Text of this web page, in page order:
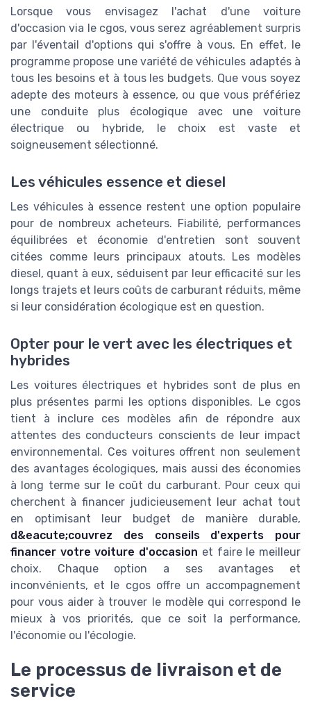
Lorsque vous envisagez l'achat d'une voiture
d'occasion via le cgos, vous serez agréablement surpris
par l'éventail d'options qui s'offre à vous. En effet, le
programme propose une variété de véhicules adaptés à
tous les besoins et à tous les budgets. Que vous soyez
adepte des moteurs à essence, ou que vous préfériez
une conduite plus écologique avec une voiture
électrique ou hybride, le choix est vaste et
soigneusement sélectionné.
Les véhicules essence et diesel
Les véhicules à essence restent une option populaire
pour de nombreux acheteurs. Fiabilité, performances
équilibrées et économie d'entretien sont souvent
citées comme leurs principaux atouts. Les modèles
diesel, quant à eux, séduisent par leur efficacité sur les
longs trajets et leurs coûts de carburant réduits, même
si leur considération écologique est en question.
Opter pour le vert avec les électriques et
hybrides
Les voitures électriques et hybrides sont de plus en
plus présentes parmi les options disponibles. Le cgos
tient à inclure ces modèles afin de répondre aux
attentes des conducteurs conscients de leur impact
environnemental. Ces voitures offrent non seulement
des avantages écologiques, mais aussi des économies
à long terme sur le coût du carburant. Pour ceux qui
cherchent à financer judicieusement leur achat tout
en optimisant leur budget de manière durable,
d&eacute;couvrez des conseils d'experts pour
financer votre voiture d'occasion et faire le meilleur
choix. Chaque option a ses avantages et
inconvénients, et le cgos offre un accompagnement
pour vous aider à trouver le modèle qui correspond le
mieux à vos priorités, que ce soit la performance,
l'économie ou l'écologie.
Le processus de livraison et de
service